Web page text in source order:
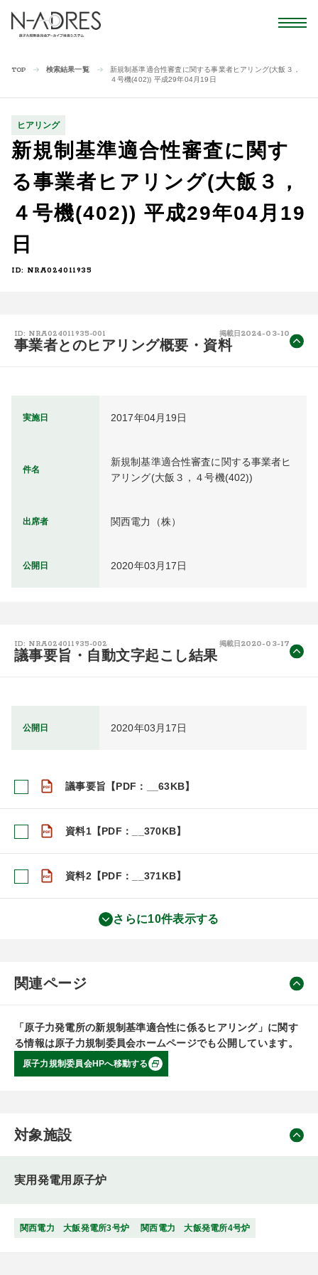
TOP 検索結果一覧
新規制基準適合性審査に関する事業者ヒアリング(大飯３，
４号機(402)) 平成29年04月19日
ヒアリング
新規制基準適合性審査に関す
る事業者ヒアリング(大飯３，
４号機(402)) 平成29年04月19
日
ID: NRA024011935
ID: NRA024011935-001 掲載日 2024-03-10
事業者とのヒアリング概要・資料
実施日 2017年04月19日
件名
新規制基準適合性審査に関する事業者ヒ
アリング(大飯３，４号機(402))
出席者 関西電力（株）
公開日 2020年03月17日
ID: NRA024011935-002 掲載日 2020-03-17
議事要旨・自動文字起こし結果
公開日 2020年03月17日
議事要旨【PDF：__63KB】
資料1【PDF：__370KB】
資料2【PDF：__371KB】
さらに10件表示する
関連ページ
「原子力発電所の新規制基準適合性に係るヒアリング」に関す
る情報は原子力規制委員会ホームページでも公開しています。
原子力規制委員会HPへ移動する
対象施設
実用発電用原子炉
関西電力 大飯発電所3号炉 関西電力 大飯発電所4号炉